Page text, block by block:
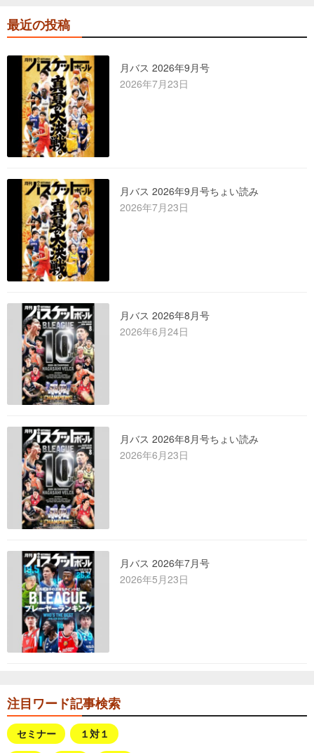
最近の投稿
月バス 2026年9月号
2026年7月23日
月バス 2026年9月号ちょい読み
2026年7月23日
月バス 2026年8月号
2026年6月24日
月バス 2026年8月号ちょい読み
2026年6月23日
月バス 2026年7月号
2026年5月23日
注目ワード記事検索
セミナー １対１